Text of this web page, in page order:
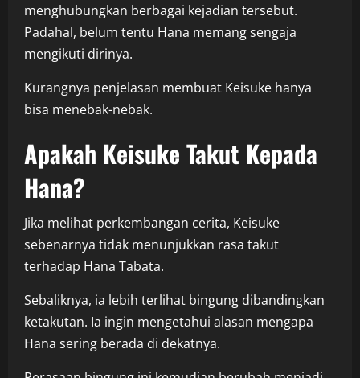
menghubungkan berbagai kejadian tersebut.
Padahal, belum tentu Hana memang sengaja
mengikuti dirinya.
Kurangnya penjelasan membuat Keisuke hanya
bisa menebak-nebak.
Apakah Keisuke Takut Kepada
Hana?
Jika melihat perkembangan cerita, Keisuke
sebenarnya tidak menunjukkan rasa takut
terhadap Hana Tabata.
Sebaliknya, ia lebih terlihat bingung dibandingkan
ketakutan. Ia ingin mengetahui alasan mengapa
Hana sering berada di dekatnya.